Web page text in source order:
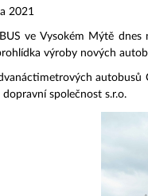
2021
ve Vysokém Mýtě
výroby nových
autobusů
dopravní společnost s.r.o.